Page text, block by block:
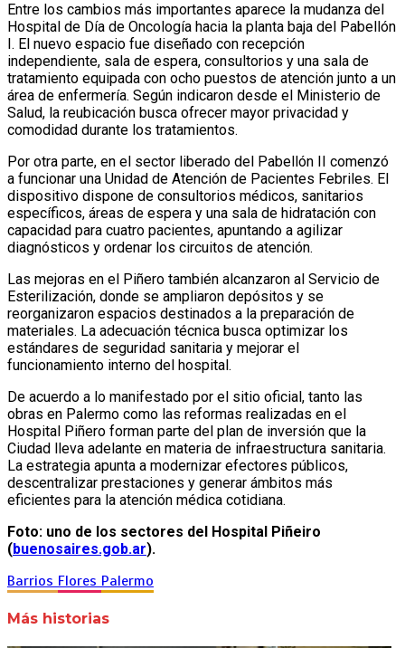
Entre los cambios más importantes aparece la mudanza del
Hospital de Día de Oncología hacia la planta baja del Pabellón
I. El nuevo espacio fue diseñado con recepción
independiente, sala de espera, consultorios y una sala de
tratamiento equipada con ocho puestos de atención junto a un
área de enfermería. Según indicaron desde el Ministerio de
Salud, la reubicación busca ofrecer mayor privacidad y
comodidad durante los tratamientos.
Por otra parte, en el sector liberado del Pabellón II comenzó
a funcionar una Unidad de Atención de Pacientes Febriles. El
dispositivo dispone de consultorios médicos, sanitarios
específicos, áreas de espera y una sala de hidratación con
capacidad para cuatro pacientes, apuntando a agilizar
diagnósticos y ordenar los circuitos de atención.
Las mejoras en el Piñero también alcanzaron al Servicio de
Esterilización, donde se ampliaron depósitos y se
reorganizaron espacios destinados a la preparación de
materiales. La adecuación técnica busca optimizar los
estándares de seguridad sanitaria y mejorar el
funcionamiento interno del hospital.
De acuerdo a lo manifestado por el sitio oficial, tanto las
obras en Palermo como las reformas realizadas en el
Hospital Piñero forman parte del plan de inversión que la
Ciudad lleva adelante en materia de infraestructura sanitaria.
La estrategia apunta a modernizar efectores públicos,
descentralizar prestaciones y generar ámbitos más
eficientes para la atención médica cotidiana.
Foto: uno de los sectores del Hospital Piñeiro
(buenosaires.gob.ar).
Barrios Flores Palermo
Más historias